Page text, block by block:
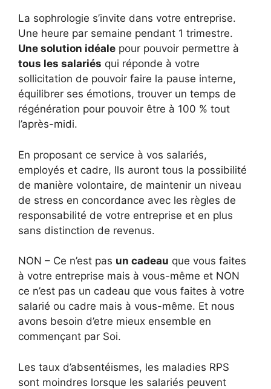
La sophrologie s’invite dans votre entreprise.
Une heure par semaine pendant 1 trimestre.
Une solution idéale pour pouvoir permettre à
tous les salariés qui réponde à votre
sollicitation de pouvoir faire la pause interne,
équilibrer ses émotions, trouver un temps de
régénération pour pouvoir être à 100 % tout
l’après-midi.
En proposant ce service à vos salariés,
employés et cadre, Ils auront tous la possibilité
de manière volontaire, de maintenir un niveau
de stress en concordance avec les règles de
responsabilité de votre entreprise et en plus
sans distinction de revenus.
NON – Ce n’est pas un cadeau que vous faites
à votre entreprise mais à vous-même et NON
ce n’est pas un cadeau que vous faites à votre
salarié ou cadre mais à vous-même. Et nous
avons besoin d’etre mieux ensemble en
commençant par Soi.
Les taux d’absentéismes, les maladies RPS
sont moindres lorsque les salariés peuvent